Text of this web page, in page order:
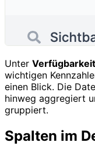
Unter
wichtigen
einen Blick. Die
hinweg aggregiert
gruppiert.
Spalten im